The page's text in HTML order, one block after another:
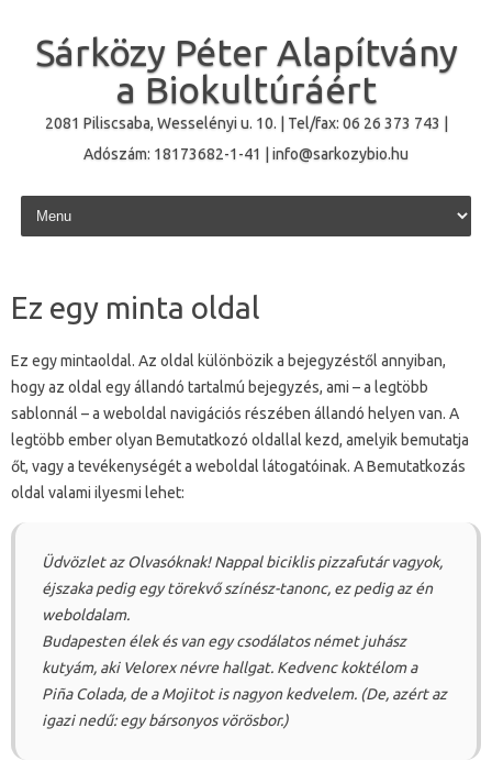
Sárközy Péter Alapítvány
a Biokultúráért
2081 Piliscsaba, Wesselényi u. 10. | Tel/fax: 06 26 373 743 |
Adószám: 18173682-1-41 | info@sarkozybio.hu
Skip to content
Ez egy minta oldal
Ez egy mintaoldal. Az oldal különbözik a bejegyzéstől annyiban,
hogy az oldal egy állandó tartalmú bejegyzés, ami – a legtöbb
sablonnál – a weboldal navigációs részében állandó helyen van. A
legtöbb ember olyan Bemutatkozó oldallal kezd, amelyik bemutatja
őt, vagy a tevékenységét a weboldal látogatóinak. A Bemutatkozás
oldal valami ilyesmi lehet:
Üdvözlet az Olvasóknak! Nappal biciklis pizzafutár vagyok,
éjszaka pedig egy törekvő színész-tanonc, ez pedig az én
weboldalam.
Budapesten élek és van egy csodálatos német juhász
kutyám, aki Velorex névre hallgat. Kedvenc koktélom a
Piña Colada, de a Mojitot is nagyon kedvelem. (De, azért az
igazi nedű: egy bársonyos vörösbor.)